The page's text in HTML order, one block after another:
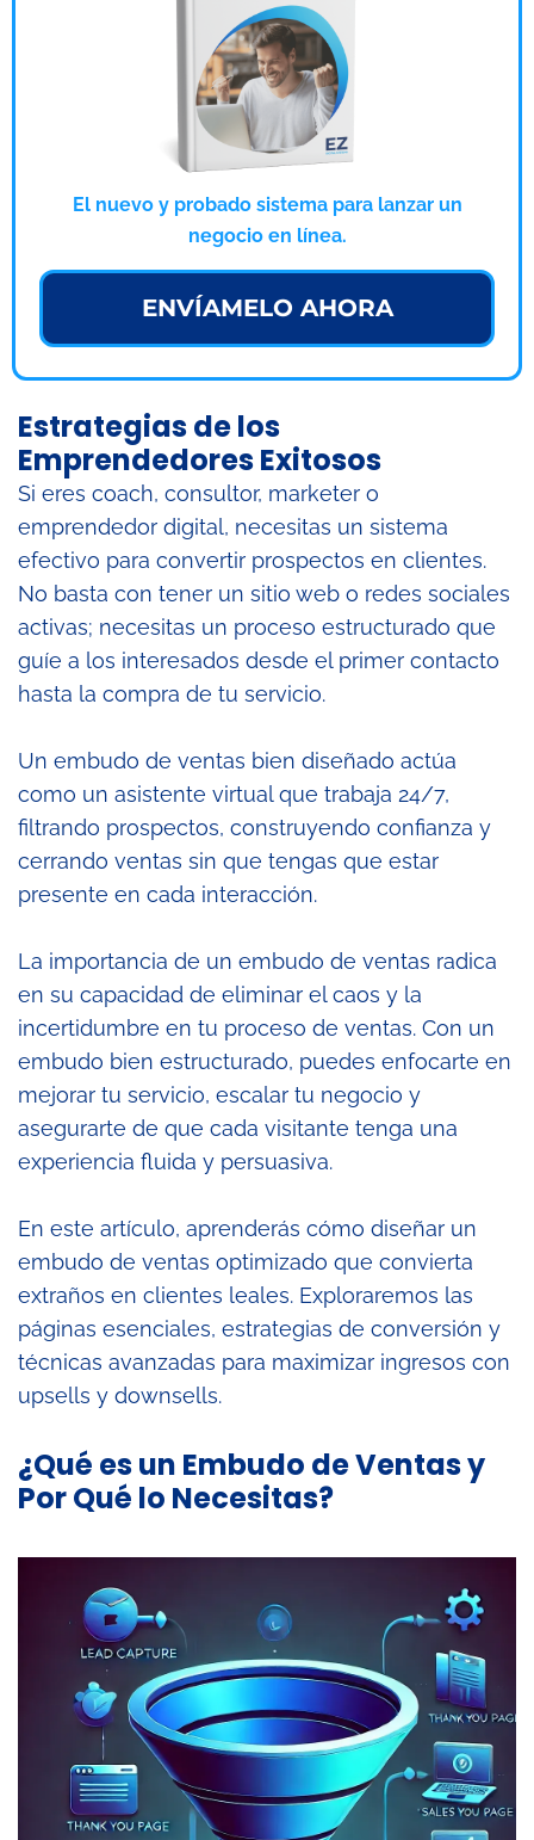
El nuevo y probado sistema para lanzar un
negocio en línea.
ENVÍAMELO AHORA
Estrategias de los
Emprendedores Exitosos
Si eres coach, consultor, marketer o
emprendedor digital, necesitas un sistema
efectivo para convertir prospectos en clientes.
No basta con tener un sitio web o redes sociales
activas; necesitas un proceso estructurado que
guíe a los interesados desde el primer contacto
hasta la compra de tu servicio.
Un embudo de ventas bien diseñado actúa
como un asistente virtual que trabaja 24/7,
filtrando prospectos, construyendo confianza y
cerrando ventas sin que tengas que estar
presente en cada interacción.
La importancia de un embudo de ventas radica
en su capacidad de eliminar el caos y la
incertidumbre en tu proceso de ventas. Con un
embudo bien estructurado, puedes enfocarte en
mejorar tu servicio, escalar tu negocio y
asegurarte de que cada visitante tenga una
experiencia fluida y persuasiva.
En este artículo, aprenderás cómo diseñar un
embudo de ventas optimizado que convierta
extraños en clientes leales. Exploraremos las
páginas esenciales, estrategias de conversión y
técnicas avanzadas para maximizar ingresos con
upsells y downsells.
¿Qué es un Embudo de Ventas y
Por Qué lo Necesitas?